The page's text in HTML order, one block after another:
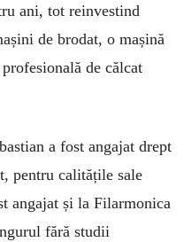
ani, tot reinvestind
de brodat, o mașină
de călcat
a fost angajat drept
pentru calitățile sale
angajat și la Filarmonica
fără studii